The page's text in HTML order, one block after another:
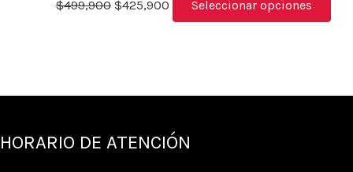
$499,900 $425,900 Seleccionar opciones
HORARIO DE ATENCIÓN